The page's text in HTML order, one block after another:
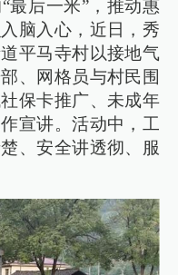
最后一米”，推动惠
脑入心，近日，秀
平马寺村以接地气
、网格员与村民围
保卡推广、未成年
宣讲。活动中，工
、安全讲透彻、服